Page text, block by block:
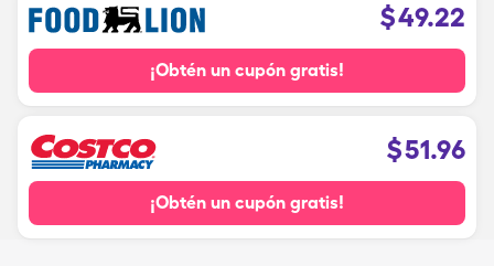
$49.22
¡Obtén un cupón gratis!
$51.96
¡Obtén un cupón gratis!